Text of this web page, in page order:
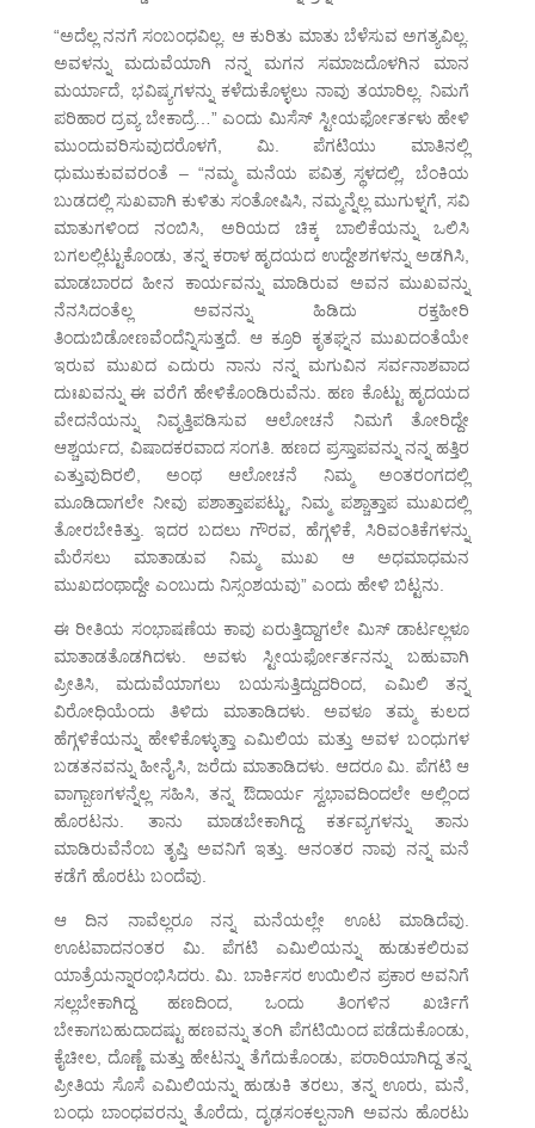
“ಅದೆಲ್ಲ ನನಗೆ ಸಂಬಂಧವಿಲ್ಲ. ಆ ಕುರಿತು ಮಾತು ಬೆಳೆಸುವ ಅಗತ್ಯವಿಲ್ಲ.
ಅವಳನ್ನು ಮದುವೆಯಾಗಿ ನನ್ನ ಮಗನ ಸಮಾಜದೊಳಗಿನ ಮಾನ
ಮರ್ಯಾದೆ, ಭವಿಷ್ಯಗಳನ್ನು ಕಳೆದುಕೊಳ್ಳಲು ನಾವು ತಯಾರಿಲ್ಲ. ನಿಮಗೆ
ಪರಿಹಾರ ದ್ರವ್ಯ ಬೇಕಾದ್ರೆ…” ಎಂದು ಮಿಸೆಸ್ ಸ್ಟೀಯರ್ಫೋರ್ತಳು ಹೇಳಿ
ಮುಂದುವರಿಸುವುದರೊಳಗೆ, ಮಿ. ಪೆಗಟಿಯು ಮಾತಿನಲ್ಲಿ
ಧುಮುಕುವವರಂತೆ – “ನಮ್ಮ ಮನೆಯ ಪವಿತ್ರ ಸ್ಥಳದಲ್ಲಿ, ಬೆಂಕಿಯ
ಬುಡದಲ್ಲಿ ಸುಖವಾಗಿ ಕುಳಿತು ಸಂತೋಷಿಸಿ, ನಮ್ಮನ್ನೆಲ್ಲ ಮುಗುಳ್ನಗೆ, ಸವಿ
ಮಾತುಗಳಿಂದ ನಂಬಿಸಿ, ಅರಿಯದ ಚಿಕ್ಕ ಬಾಲಿಕೆಯನ್ನು ಒಲಿಸಿ
ಬಗಲಲ್ಲಿಟ್ಟುಕೊಂಡು, ತನ್ನ ಕರಾಳ ಹೃದಯದ ಉದ್ದೇಶಗಳನ್ನು ಅಡಗಿಸಿ,
ಮಾಡಬಾರದ ಹೀನ ಕಾರ್ಯವನ್ನು ಮಾಡಿರುವ ಅವನ ಮುಖವನ್ನು
ನೆನಸಿದಂತೆಲ್ಲ ಅವನನ್ನು ಹಿಡಿದು ರಕ್ತಹೀರಿ
ತಿಂದುಬಿಡೋಣವೆಂದೆನ್ನಿಸುತ್ತದೆ. ಆ ಕ್ರೂರಿ ಕೃತಘ್ನನ ಮುಖದಂತೆಯೇ
ಇರುವ ಮುಖದ ಎದುರು ನಾನು ನನ್ನ ಮಗುವಿನ ಸರ್ವನಾಶವಾದ
ದುಃಖವನ್ನು ಈ ವರೆಗೆ ಹೇಳಿಕೊಂಡಿರುವೆನು. ಹಣ ಕೊಟ್ಟು ಹೃದಯದ
ವೇದನೆಯನ್ನು ನಿವೃತ್ತಿಪಡಿಸುವ ಆಲೋಚನೆ ನಿಮಗೆ ತೋರಿದ್ದೇ
ಆಶ್ಚರ್ಯದ, ವಿಷಾದಕರವಾದ ಸಂಗತಿ. ಹಣದ ಪ್ರಸ್ತಾಪವನ್ನು ನನ್ನ ಹತ್ತಿರ
ಎತ್ತುವುದಿರಲಿ, ಅಂಥ ಆಲೋಚನೆ ನಿಮ್ಮ ಅಂತರಂಗದಲ್ಲಿ
ಮೂಡಿದಾಗಲೇ ನೀವು ಪಶಾತ್ತಾಪಪಟ್ಟು, ನಿಮ್ಮ ಪಶ್ಚಾತ್ತಾಪ ಮುಖದಲ್ಲಿ
ತೋರಬೇಕಿತ್ತು. ಇದರ ಬದಲು ಗೌರವ, ಹೆಗ್ಗಳಿಕೆ, ಸಿರಿವಂತಿಕೆಗಳನ್ನು
ಮೆರೆಸಲು ಮಾತಾಡುವ ನಿಮ್ಮ ಮುಖ ಆ ಅಧಮಾಧಮನ
ಮುಖದಂಥಾದ್ದೇ ಎಂಬುದು ನಿಸ್ಸಂಶಯವು” ಎಂದು ಹೇಳಿ ಬಿಟ್ಟನು.
ಈ ರೀತಿಯ ಸಂಭಾಷಣೆಯ ಕಾವು ಏರುತ್ತಿದ್ದಾಗಲೇ ಮಿಸ್ ಡಾರ್ಟಲ್ಲಳೂ
ಮಾತಾಡತೊಡಗಿದಳು. ಅವಳು ಸ್ಟೀಯರ್ಫೋರ್ತನನ್ನು ಬಹುವಾಗಿ
ಪ್ರೀತಿಸಿ, ಮದುವೆಯಾಗಲು ಬಯಸುತ್ತಿದ್ದುದರಿಂದ, ಎಮಿಲಿ ತನ್ನ
ವಿರೋಧಿಯೆಂದು ತಿಳಿದು ಮಾತಾಡಿದಳು. ಅವಳೂ ತಮ್ಮ ಕುಲದ
ಹೆಗ್ಗಳಿಕೆಯನ್ನು ಹೇಳಿಕೊಳ್ಳುತ್ತಾ ಎಮಿಲಿಯ ಮತ್ತು ಅವಳ ಬಂಧುಗಳ
ಬಡತನವನ್ನು ಹೀನೈಸಿ, ಜರೆದು ಮಾತಾಡಿದಳು. ಆದರೂ ಮಿ. ಪೆಗಟಿ ಆ
ವಾಗ್ಬಾಣಗಳನ್ನೆಲ್ಲ ಸಹಿಸಿ, ತನ್ನ ಔದಾರ್ಯ ಸ್ವಭಾವದಿಂದಲೇ ಅಲ್ಲಿಂದ
ಹೊರಟನು. ತಾನು ಮಾಡಬೇಕಾಗಿದ್ದ ಕರ್ತವ್ಯಗಳನ್ನು ತಾನು
ಮಾಡಿರುವೆನೆಂಬ ತೃಪ್ತಿ ಅವನಿಗೆ ಇತ್ತು. ಆನಂತರ ನಾವು ನನ್ನ ಮನೆ
ಕಡೆಗೆ ಹೊರಟು ಬಂದೆವು.
ಆ ದಿನ ನಾವೆಲ್ಲರೂ ನನ್ನ ಮನೆಯಲ್ಲೇ ಊಟ ಮಾಡಿದೆವು.
ಊಟವಾದನಂತರ ಮಿ. ಪೆಗಟಿ ಎಮಿಲಿಯನ್ನು ಹುಡುಕಲಿರುವ
ಯಾತ್ರೆಯನ್ನಾರಂಭಿಸಿದರು. ಮಿ. ಬಾರ್ಕಿಸರ ಉಯಿಲಿನ ಪ್ರಕಾರ ಅವನಿಗೆ
ಸಲ್ಲಬೇಕಾಗಿದ್ದ ಹಣದಿಂದ, ಒಂದು ತಿಂಗಳಿನ ಖರ್ಚಿಗೆ
ಬೇಕಾಗಬಹುದಾದಷ್ಟು ಹಣವನ್ನು ತಂಗಿ ಪೆಗಟಿಯಿಂದ ಪಡೆದುಕೊಂಡು,
ಕೈಚೀಲ, ದೊಣ್ಣೆ ಮತ್ತು ಹೇಟನ್ನು ತೆಗೆದುಕೊಂಡು, ಪರಾರಿಯಾಗಿದ್ದ ತನ್ನ
ಪ್ರೀತಿಯ ಸೊಸೆ ಎಮಿಲಿಯನ್ನು ಹುಡುಕಿ ತರಲು, ತನ್ನ ಊರು, ಮನೆ,
ಬಂಧು ಬಾಂಧವರನ್ನು ತೊರೆದು, ದೃಢಸಂಕಲ್ಪನಾಗಿ ಅವನು ಹೊರಟು